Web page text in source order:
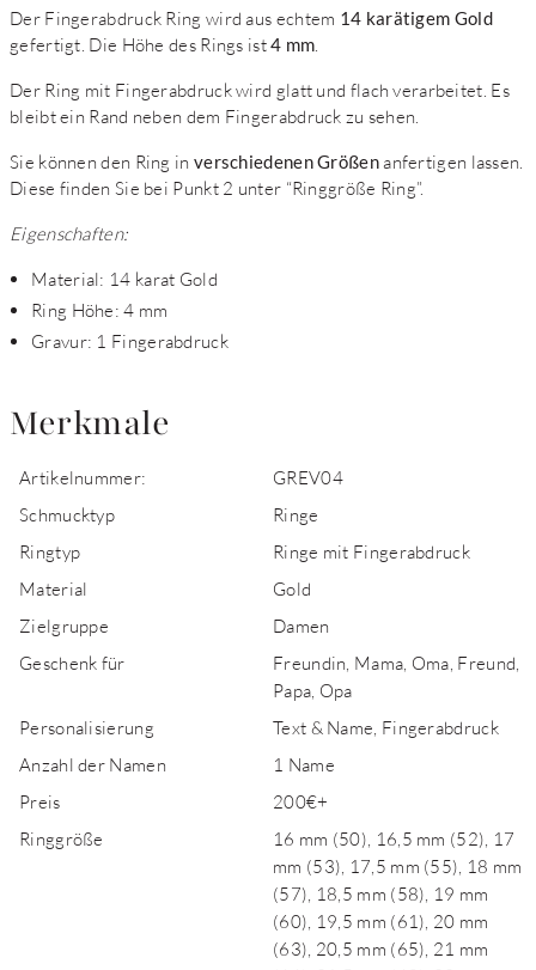
Der Fingerabdruck Ring wird aus echtem 14 karätigem Gold
gefertigt. Die Höhe des Rings ist4 mm
Der Ring mit Fingerabdruck wird glatt und flach verarbeitet. Es
bleibt ein Rand neben dem Fingerabdruck zu sehen.
Sie können den Ring in verschiedenen Größenanfertigen lassen.
Diese finden Sie bei Punkt 2 unter “Ringgröße Ring”.
Eigenschaften:
Material: 14 karat Gold
Ring Höhe: 4 mm
Gravur: 1 Fingerabdruck
Merkmale
Artikelnummer:
GREV04
Schmucktyp
Ringe
Ringtyp
Ringe mit Fingerabdruck
Material
Gold
Zielgruppe
Damen
Geschenk für
Freundin, Mama, Oma, Freund,
Papa, Opa
Personalisierung
Text & Name, Fingerabdruck
Anzahl der Namen
1 Name
Preis
200€+
Ringgröße
16 mm (50), 16,5 mm (52), 17
mm (53), 17,5 mm (55), 18 mm
(57), 18,5 mm (58), 19 mm
(60), 19,5 mm (61), 20 mm
(63), 20,5 mm (65), 21 mm